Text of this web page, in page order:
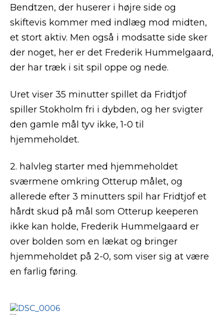
Bendtzen, der huserer i højre side og
skiftevis kommer med indlæg mod midten,
et stort aktiv. Men også i modsatte side sker
der noget, her er det Frederik Hummelgaard,
der har træk i sit spil oppe og nede.
Uret viser 35 minutter spillet da Fridtjof
spiller Stokholm fri i dybden, og her svigter
den gamle mål tyv ikke, 1-0 til
hjemmeholdet.
2. halvleg starter med hjemmeholdet
sværmene omkring Otterup målet, og
allerede efter 3 minutters spil har Fridtjof et
hårdt skud på mål som Otterup keeperen
ikke kan holde, Frederik Hummelgaard er
over bolden som en lækat og bringer
hjemmeholdet på 2-0, som viser sig at være
en farlig føring.